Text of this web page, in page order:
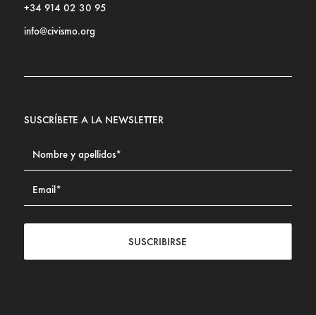
+34 914 02 30 95
info@civismo.org
SUSCRÍBETE A LA NEWSLETTER
SUSCRIBIRSE